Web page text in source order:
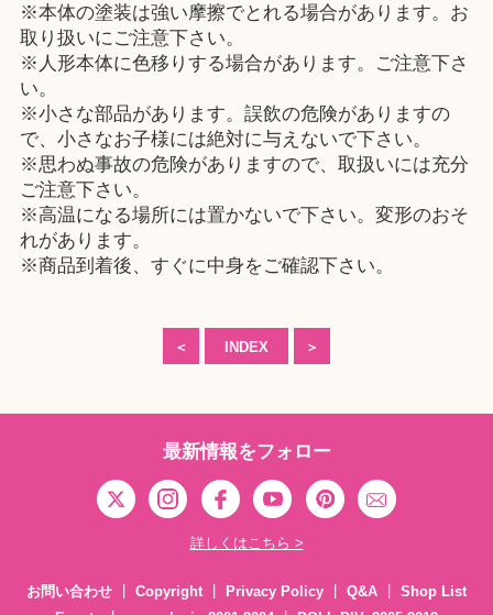
※本体の塗装は強い摩擦でとれる場合があります。お
取り扱いにご注意下さい。
※人形本体に色移りする場合があります。ご注意下さ
い。
※小さな部品があります。誤飲の危険がありますの
で、小さなお子様には絶対に与えないで下さい。
※思わぬ事故の危険がありますので、取扱いには充分
ご注意下さい。
※高温になる場所には置かないで下さい。変形のおそ
れがあります。
※商品到着後、すぐに中身をご確認下さい。
＜ INDEX ＞
最新情報をフォロー
詳しくはこちら >
お問い合わせ Copyright Privacy Policy Q&A
Shop List